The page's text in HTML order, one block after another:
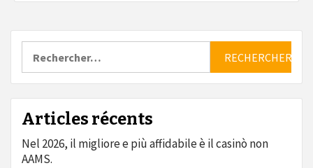
Articles récents
Nel 2026, il migliore e più affidabile è il casinò non
AAMS.